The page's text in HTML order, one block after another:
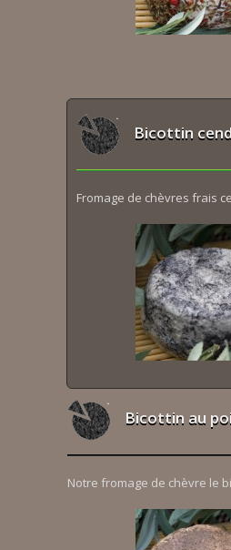
Bicottin
Fromage de chèvres frais
Bicottin au
Notre fromage de chèvre le